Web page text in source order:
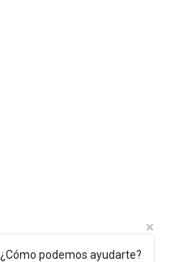
¿Cómo podemos ayudarte?